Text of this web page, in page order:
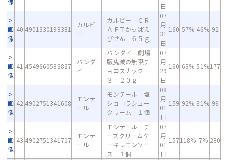
日
画
像
40 4901330198381
カルビ
ー
カルビー ＣＲ
ＡＦＴかっぱえ
びせん ６５ｇ
07
月
31
日
160 57% 46% 92
画
像
41 4549660583837
バンダ
イ
バンダイ 劇場
版鬼滅の無限チ
ョコスナック
３ ２０ｇ
07
月
29
日
160 63% 51%177
画
像
42 4902751341608
モンテ
ール
モンテール 塩
ショコラシュー
クリーム １個
08
月
01
日
159 92% 31% 99
画
像
43 4902751341707
モンテ
ール
モンテール チ
ーズクリームケ
ーキレモンソー
ス １個
07
月
01
日
157118% 7% 280